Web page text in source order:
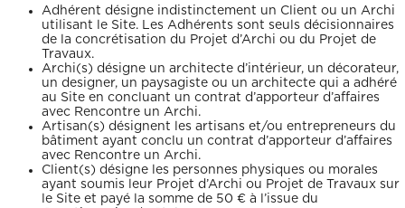
Définir mon projet
Adhérent désigne indistinctement un Client ou un Archi
utilisant le Site. Les Adhérents sont seuls décisionnaires
de la concrétisation du Projet d’Archi ou du Projet de
Travaux.
Archi(s) désigne un architecte d’intérieur, un décorateur,
un designer, un paysagiste ou un architecte qui a adhéré
au Site en concluant un contrat d’apporteur d’affaires
avec Rencontre un Archi.
Artisan(s) désignent les artisans et/ou entrepreneurs du
bâtiment ayant conclu un contrat d’apporteur d’affaires
avec Rencontre un Archi.
Client(s) désigne les personnes physiques ou morales
ayant soumis leur Projet d’Archi ou Projet de Travaux sur
le Site et payé la somme de 50 € à l’issue du
ville dans le menu
déroulant.
Vous êtes un client Vous souhaitez
Mon budget total (€)
Souhaitez-vous nous
en dire plus sur votre
projet ?
Attention si votre ville
contient des tirets, ne les
oubliez pas !
(Ex: Nogent-sur-marne).
ville dans le menu
déroulant.
Vous êtes un client Vous souhaitez